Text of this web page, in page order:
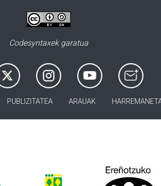
Codesyntaxek garatua
PUBLIZITATEA ARAUAK